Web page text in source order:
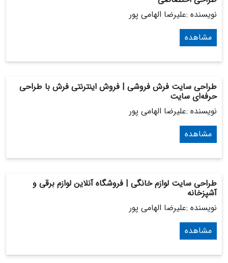
نویسنده :علیرضا الهامی پور
مشاهده
طراحی سایت فرش فروشی | فروش اینترنتی فرش با طراحی
حرفه‌ای سایت
نویسنده :علیرضا الهامی پور
مشاهده
طراحی سایت لوازم خانگی | فروشگاه آنلاین لوازم برقی و
آشپزخانه
نویسنده :علیرضا الهامی پور
مشاهده